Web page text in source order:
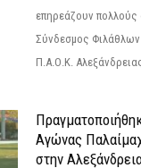
επηρεάζουν πολλούς
Σύνδεσμος
Π.Α.Ο.Κ.
Αγώνας
στην